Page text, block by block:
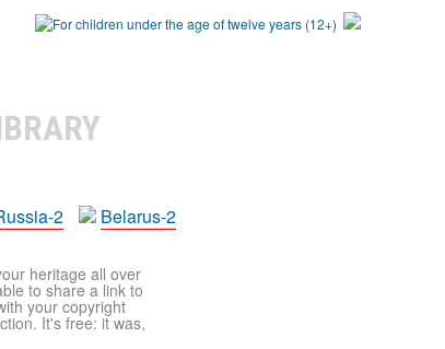
2 Belarus-2
heritage all over
to share a link to
your copyright
It's free: it was,